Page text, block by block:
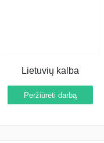
Lietuvių kalba
Peržiūrėti darbą